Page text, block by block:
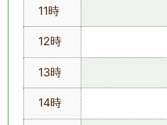
11時
12時
13時
14時